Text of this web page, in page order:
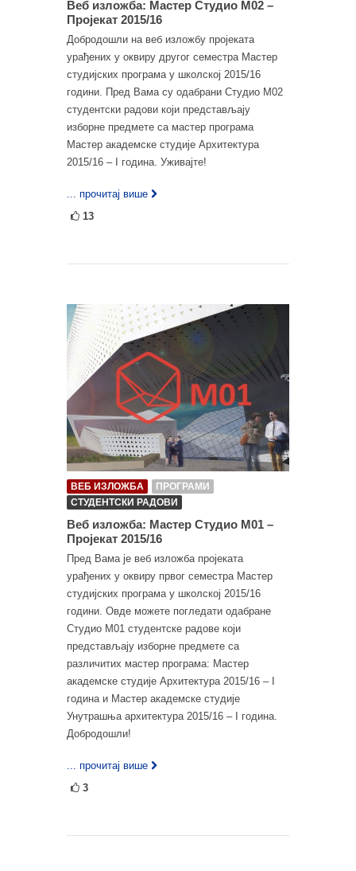
Веб изложба: Мастер Студио М02 –
Пројекат 2015/16
Добродошли на веб изложбу пројеката
урађених у оквиру другог семестра Мастер
студијских програма у школској 2015/16
години. Пред Вама су одабрани Студио М02
студентски радови који представљају
изборне предмете са мастер програма
Мастер академске студије Архитектура
2015/16 – I година. Уживајте!
... прочитај више
13
ВЕБ ИЗЛОЖБА
ПРОГРАМИ
СТУДЕНТСКИ РАДОВИ
Веб изложба: Мастер Студио М01 –
Пројекат 2015/16
Пред Вама је веб изложба пројеката
урађених у оквиру првог семестра Мастер
студијских програма у школској 2015/16
години. Овде можете погледати одабране
Студио М01 студентске радове који
представљају изборне предмете са
различитих мастер програма: Мастер
академске студије Архитектура 2015/16 – I
година и Мастер академске студије
Унутрашња архитектура 2015/16 – I година.
Добродошли!
... прочитај више
3